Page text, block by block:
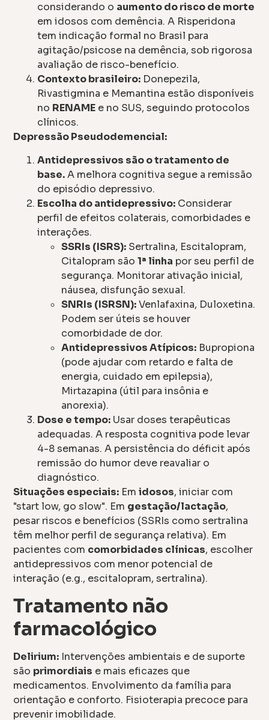
considerando o aumento do risco de morte
em idosos com demência. A Risperidona
tem indicação formal no Brasil para
agitação/psicose na demência, sob rigorosa
avaliação de risco-benefício.
Contexto brasileiro: Donepezila,
Rivastigmina e Memantina estão disponíveis
no RENAME e no SUS, seguindo protocolos
clínicos.
Depressão Pseudodemencial:
Antidepressivos são o tratamento de
base.A melhora cognitiva segue a remissão
do episódio depressivo.
Escolha do antidepressivo: Considerar
perfil de efeitos colaterais, comorbidades e
interações.
SSRIs (ISRS): Sertralina, Escitalopram,
Citalopram são1ª linha por seu perfil de
segurança. Monitorar ativação inicial,
náusea, disfunção sexual.
SNRIs (ISRSN):Venlafaxina, Duloxetina.
Podem ser úteis se houver
comorbidade de dor.
Antidepressivos Atípicos: Bupropiona
(pode ajudar com retardo e falta de
energia, cuidado em epilepsia),
Mirtazapina (útil para insônia e
anorexia).
Dose e tempo: Usar doses terapêuticas
adequadas. A resposta cognitiva pode levar
4-8 semanas. A persistência do déficit após
remissão do humor deve reavaliar o
diagnóstico.
Situações especiais: Emidosos, iniciar com
"start low, go slow". Em gestação/lactação,
pesar riscos e benefícios (SSRIs como sertralina
têm melhor perfil de segurança relativa). Em
pacientes com comorbidades clínicas, escolher
antidepressivos com menor potencial de
interação (e.g., escitalopram, sertralina).
Tratamento não
farmacológico
Delirium: Intervenções ambientais e de suporte
são primordiais e mais eficazes que
medicamentos. Envolvimento da família para
orientação e conforto. Fisioterapia precoce para
prevenir imobilidade.